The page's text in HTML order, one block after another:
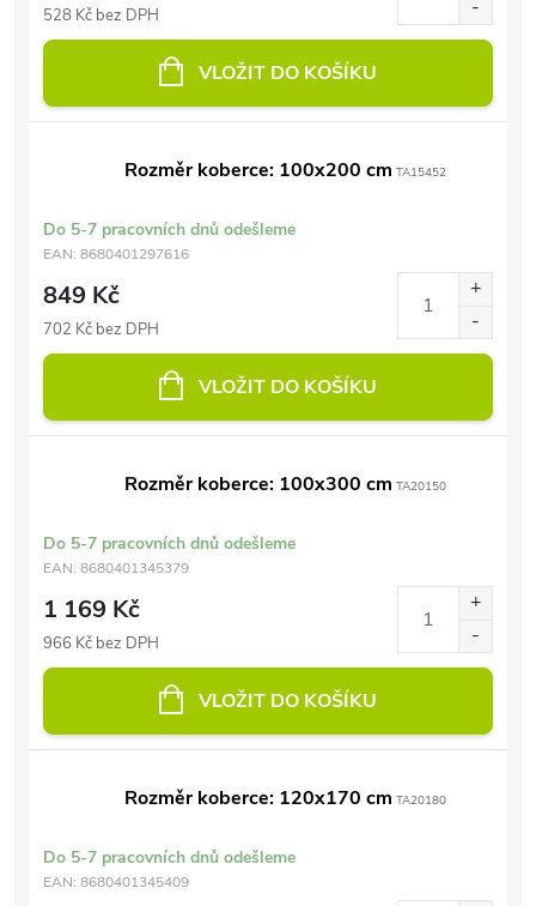
528 Kč bez DPH
VLOŽIT DO KOŠÍKU
Rozměr koberce: 100x200 cm TA15452
Do 5-7 pracovních dnů odešleme
EAN: 8680401297616
849 Kč
702 Kč bez DPH
VLOŽIT DO KOŠÍKU
Rozměr koberce: 100x300 cm TA20150
Do 5-7 pracovních dnů odešleme
EAN: 8680401345379
1 169 Kč
966 Kč bez DPH
VLOŽIT DO KOŠÍKU
Rozměr koberce: 120x170 cm TA20180
Do 5-7 pracovních dnů odešleme
EAN: 8680401345409